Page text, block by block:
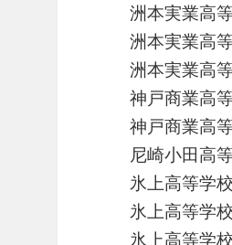
洲本実業高
洲本実業高
洲本実業高
神戸商業高
神戸商業高
尼崎小田高
氷上高等学
氷上高等学
氷上高等学